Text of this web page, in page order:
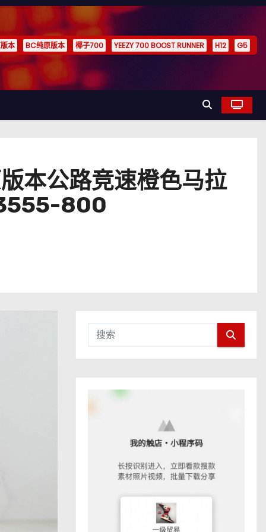
本 BC纯原版本 椰子700 YEEZY 700 BOOST RUNNER H12 G5
本公路竞速橙色马拉
800